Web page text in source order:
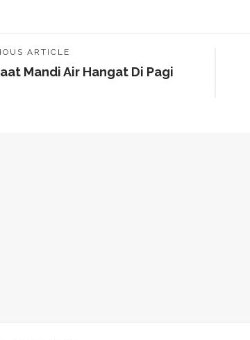
ARTICLE
Mandi Air Hangat Di Pagi